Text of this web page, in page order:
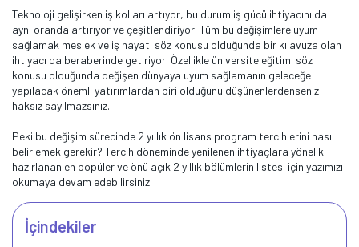
Teknoloji gelişirken iş kolları artıyor, bu durum iş gücü ihtiyacını da
aynı oranda artırıyor ve çeşitlendiriyor. Tüm bu değişimlere uyum
sağlamak meslek ve iş hayatı söz konusu olduğunda bir kılavuza olan
ihtiyacı da beraberinde getiriyor. Özellikle üniversite eğitimi söz
konusu olduğunda değişen dünyaya uyum sağlamanın geleceğe
yapılacak önemli yatırımlardan biri olduğunu düşünenlerdenseniz
haksız sayılmazsınız.
Peki bu değişim sürecinde 2 yıllık ön lisans program tercihlerini nasıl
belirlemek gerekir? Tercih döneminde yenilenen ihtiyaçlara yönelik
hazırlanan en popüler ve önü açık 2 yıllık bölümlerin listesi için yazımızı
okumaya devam edebilirsiniz.
İçindekiler